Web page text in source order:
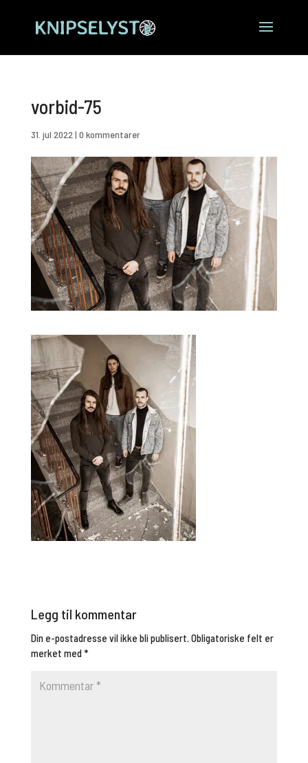
vorbid-75
31. jul 2022 | 0 kommentarer
Legg til kommentar
Din e-postadresse vil ikke bli publisert. Obligatoriske felt er
merket med*